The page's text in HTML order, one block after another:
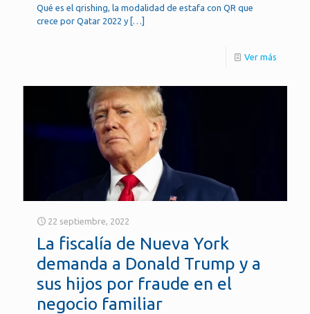
Qué es el qrishing, la modalidad de estafa con QR que
crece por Qatar 2022 y […]
Ver más
22 septiembre, 2022
La fiscalía de Nueva York
demanda a Donald Trump y a
sus hijos por fraude en el
negocio familiar